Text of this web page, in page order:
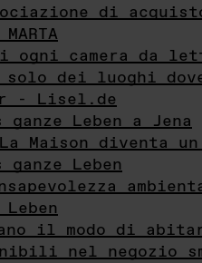
di
ogni camera da
solo dei luoghi
- Lisel.de
Leben a Jena
Maison diventa
Leben
il modo di
nel negozio